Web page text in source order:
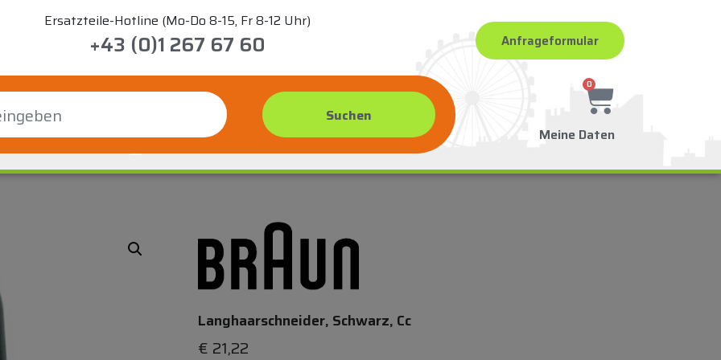
Ersatzteile-Hotline (Mo-Do 8-15, Fr 8-12 Uhr)
+43 (0)1 267 67 60 Anfrageformular
0
Meine Daten
Langhaarschneider, Schwarz, Cc
€ 21,22